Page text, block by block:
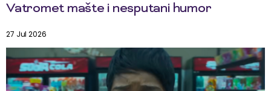
Vatromet mašte i nesputani humor
27 Jul 2026